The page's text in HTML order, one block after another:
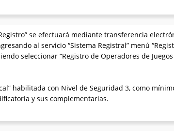
se efectuará mediante transferencia
al servicio “Sistema Registral” menú
seleccionar “Registro de Operadores de
habilitada con Nivel de Seguridad 3, como
y sus complementarias.